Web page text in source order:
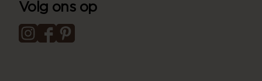
Volg ons op